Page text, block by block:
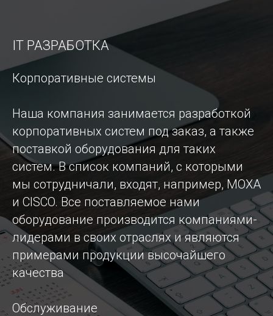
IT РАЗРАБОТКА
Корпоративные системы
Наша компания занимается разработкой
корпоративных систем под заказ, а также
поставкой оборудования для таких
систем. В список компаний, с которыми
мы сотрудничали, входят, например, MOXA
и CISCO. Все поставляемое нами
оборудование производится компаниями-
лидерами в своих отраслях и являются
примерами продукции высочайшего
качества
Обслуживание